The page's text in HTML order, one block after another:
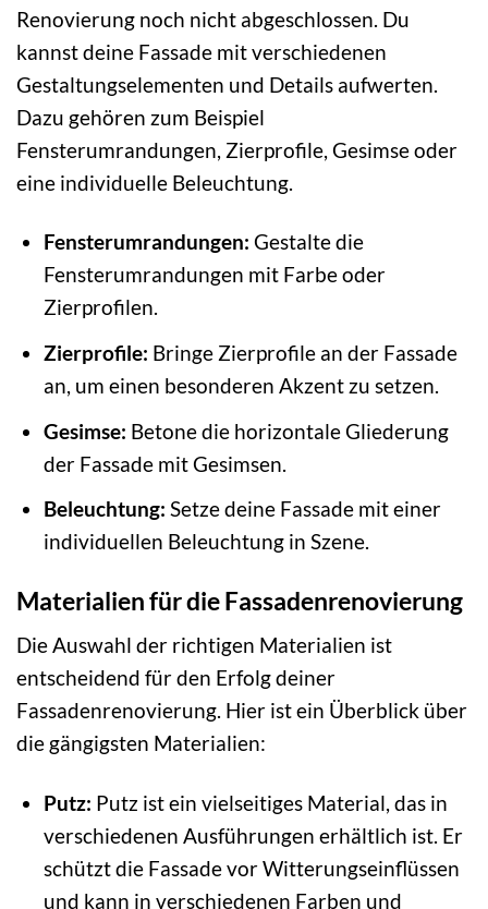
Renovierung noch nicht abgeschlossen. Du
kannst deine Fassade mit verschiedenen
Gestaltungselementen und Details aufwerten.
Dazu gehören zum Beispiel
Fensterumrandungen, Zierprofile, Gesimse oder
eine individuelle Beleuchtung.
Fensterumrandungen: Gestalte die
Fensterumrandungen mit Farbe oder
Zierprofilen.
Zierprofile: Bringe Zierprofile an der Fassade
an, um einen besonderen Akzent zu setzen.
Gesimse: Betone die horizontale Gliederung
der Fassade mit Gesimsen.
Beleuchtung: Setze deine Fassade mit einer
individuellen Beleuchtung in Szene.
Materialien für die Fassadenrenovierung
Die Auswahl der richtigen Materialien ist
entscheidend für den Erfolg deiner
Fassadenrenovierung. Hier ist ein Überblick über
die gängigsten Materialien:
Putz: Putz ist ein vielseitiges Material, das in
verschiedenen Ausführungen erhältlich ist. Er
schützt die Fassade vor Witterungseinflüssen
und kann in verschiedenen Farben und